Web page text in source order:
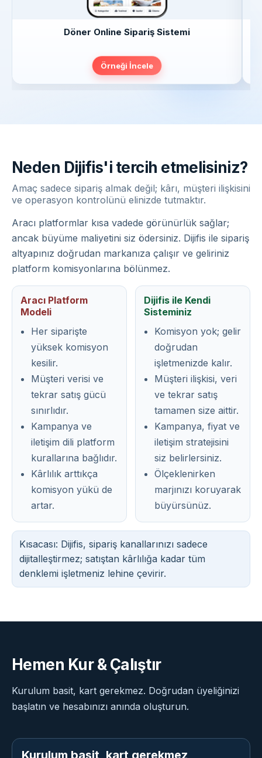
Döner Online Sipariş Sistemi
Örneği İncele
Neden Dijifis'i tercih etmelisiniz?
Amaç sadece sipariş almak değil; kârı, müşteri ilişkisini
ve operasyon kontrolünü elinizde tutmaktır.
Aracı platformlar kısa vadede görünürlük sağlar;
ancak büyüme maliyetini siz ödersiniz. Dijifis ile sipariş
altyapınız doğrudan markanıza çalışır ve geliriniz
platform komisyonlarına bölünmez.
Aracı Platform
Modeli
Her siparişte
yüksek komisyon
kesilir.
Müşteri verisi ve
tekrar satış gücü
sınırlıdır.
Kampanya ve
iletişim dili platform
kurallarına bağlıdır.
Kârlılık arttıkça
komisyon yükü de
artar.
Dijifis ile Kendi
Sisteminiz
Komisyon yok; gelir
doğrudan
işletmenizde kalır.
Müşteri ilişkisi, veri
ve tekrar satış
tamamen size aittir.
Kampanya, fiyat ve
iletişim stratejisini
siz belirlersiniz.
Ölçeklenirken
marjınızı koruyarak
büyürsünüz.
Kısacası: Dijifis, sipariş kanallarınızı sadece
dijitalleştirmez; satıştan kârlılığa kadar tüm
denklemi işletmeniz lehine çevirir.
Hemen Kur & Çalıştır
Kurulum basit, kart gerekmez. Doğrudan üyeliğinizi
başlatın ve hesabınızı anında oluşturun.
Kurulum basit, kart gerekmez